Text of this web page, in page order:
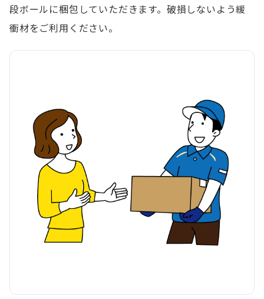
段ボールに梱包していただきます。破損しないよう緩
衝材をご利用ください。